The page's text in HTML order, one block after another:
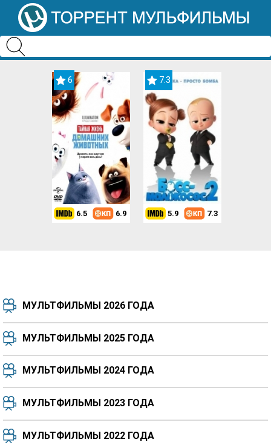
6
6.5 6.9
7.3
5.9 7.3
7.5 8.3
8.3 8.2
МУЛЬТФИЛЬМЫ 2026 ГОДА
МУЛЬТФИЛЬМЫ 2025 ГОДА
МУЛЬТФИЛЬМЫ 2024 ГОДА
МУЛЬТФИЛЬМЫ 2023 ГОДА
МУЛЬТФИЛЬМЫ 2022 ГОДА